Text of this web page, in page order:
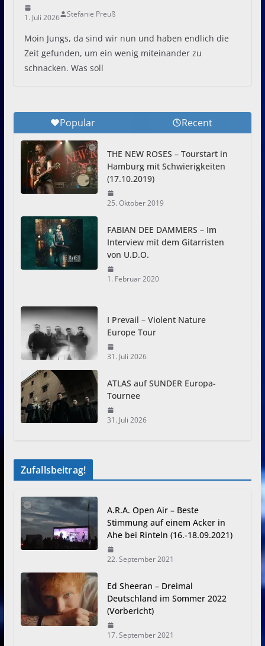
1. Juli 2026 Stefanie Preuß
Moin Jungs, da sind wir nun und haben endlich die
Zeit gefunden, um ein wenig miteinander zu
schnacken. Was soll
Popular Recent
THE NEW ROSES – Tourstart in
Hamburg mit Schwierigkeiten
(17.10.2019)
25. Oktober 2019
FABIAN DEE DAMMERS – Im
Interview mit dem Gitarristen
von U.D.O.
1. Februar 2020
I Prevail – Violent Nature
Europe Tour
31. Juli 2026
ATLAS auf SUNDER Europa-
Tournee
31. Juli 2026
Zufallsbeitrag!
A.R.A. Open Air – Beste
Stimmung auf einem Acker in
Ahe bei Rinteln (16.-18.09.2021)
22. September 2021
Ed Sheeran – Dreimal
Deutschland im Sommer 2022
(Vorbericht)
17. September 2021